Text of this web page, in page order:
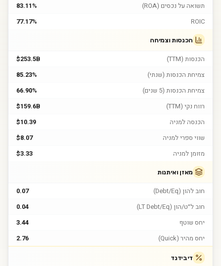
תשואה על נכסים (ROA)
83.11%
ROIC
77.17%
הכנסות וצמיחה
הכנסות (TTM)
$253.5B
צמיחת הכנסות (שנתי)
85.23%
צמיחת הכנסות (5 שנים)
66.90%
רווח נקי (TTM)
$159.6B
הכנסה למניה
$10.39
שווי ספרי למניה
$8.07
מזומן למניה
$3.33
מאזן ואיתנות
חוב להון (Debt/Eq)
0.07
חוב ל״ט/הון (LT Debt/Eq)
0.04
יחס שוטף
3.44
יחס מהיר (Quick)
2.76
דיבידנד